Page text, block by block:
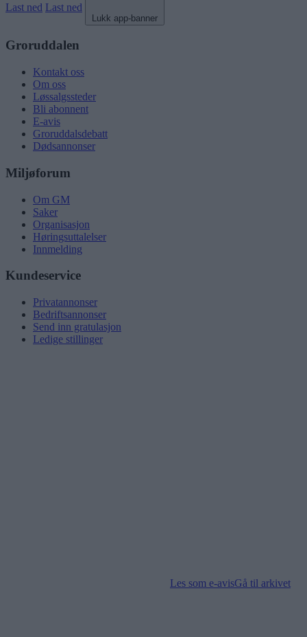
Last ned Last ned
Lukk app-banner
Groruddalen
Kontakt oss
Om oss
Løssalgssteder
Bli abonnent
E-avis
Groruddalsdebatt
Dødsannonser
Miljøforum
Om GM
Saker
Organisasjon
Høringsuttalelser
Innmelding
Kundeservice
Privatannonser
Bedriftsannonser
Send inn gratulasjon
Ledige stillinger
Les som e-avisGå til arkivet